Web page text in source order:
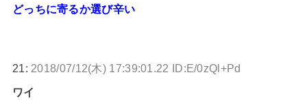
どっちに寄るか選び辛い
21: 2018/07/12(木) 17:39:01.22 ID:E/0zQl+Pd
ワイ